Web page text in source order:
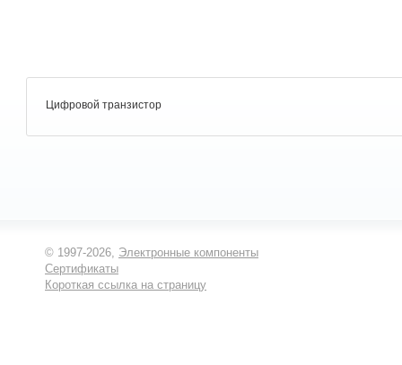
Цифровой транзистор
© 1997-2026, Электронные компоненты
Сертификаты
Короткая ссылка на страницу